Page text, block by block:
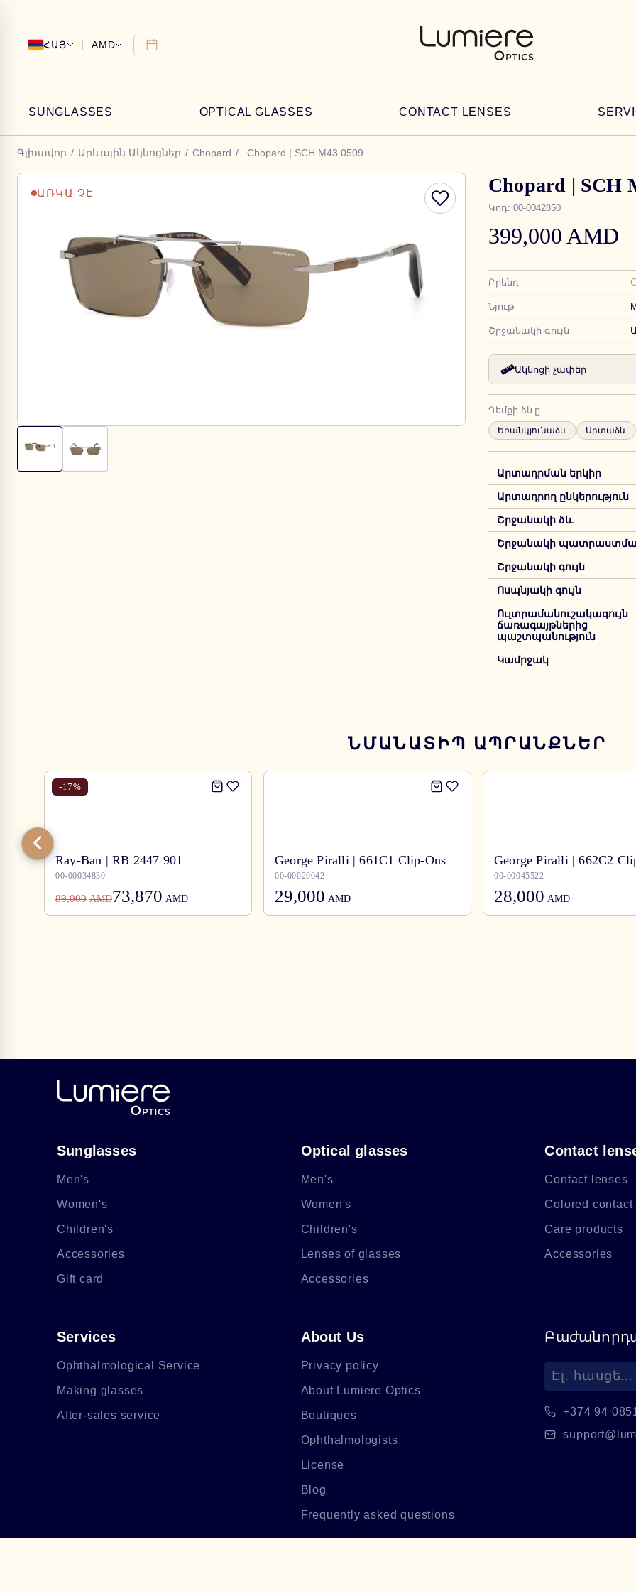
ՀԱՅ AMD
SUNGLASSES OPTICAL GLASSES CONTACT LENSES
Գլխավոր / Արևային Ակնոցներ / Chopard / Chopard | SCH M43 0509
ԱՌԿԱ ՉԷ Chopard | SCH
Կոդ: 00-0042850
399,000 AMD
Բրենդ
Նյութ
Շրջանակի գույն
Ակնոցի չափեր
Դեմքի ձևը
Եռանկյունաձև Սրտաձև
Արտադրման երկիր
Արտադրող ընկերություն
Շրջանակի ձև
Շրջանակի պատրաստման
Շրջանակի գույն
Ոսպնյակի գույն
Ուլտրամանուշակագույն
ճառագայթներից
պաշտպանություն
Կամրջակ
ՆՄԱՆԱՏԻՊ ԱՊՐԱՆՔՆԵՐ
-17%
Ray-Ban | RB 2447 901
00-00034830
89,000 AMD73,870 AMD
George Piralli | 661C1 Clip-Ons
00-00029042
29,000 AMD
George Piralli | 662C2
00-00045522
28,000 AMD
Sunglasses
Men's
Women's
Children's
Accessories
Gift card
Optical glasses
Men's
Women's
Children's
Lenses of glasses
Accessories
Contact
Contact lenses
Colored contact
Care products
Accessories
Services
Ophthalmological Service
Making glasses
After-sales service
About Us
Privacy policy
About Lumiere Optics
Boutiques
Ophthalmologists
License
Blog
Frequently asked questions
+374 94